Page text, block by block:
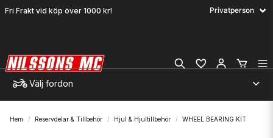
Fri Frakt vid köp över 1000 kr!
Välj fordon
Hem Reservdelar & Tillbehör Hjul & Hjultillbehör WHEEL BEARING KIT